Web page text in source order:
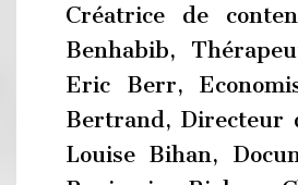
Créatrice de
Benhabib,
Eric Berr,
Bertrand, Directeur
Louise Bihan,